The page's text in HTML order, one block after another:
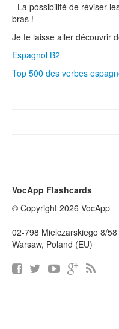
- La possibilité de réviser
bras !
Je te laisse aller découvrir
Espagnol B2
Top 500 des verbes
VocApp Flashcards
© Copyright 2026 VocApp
02-798 Mielczarskiego 8/58
Warsaw, Poland (EU)